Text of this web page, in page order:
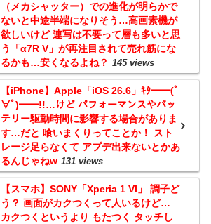
（メカシャッター）での進化が明らかで
ないと中途半端になりそう…高画素機が
欲しいけど 連写は不要って層も多いと思
う「α7R V」が再注目されて売れ筋にな
るかも…安くなるよね？ 145 views
【iPhone】Apple「iOS 26.6」ｷﾀ━━(ﾟ
∀ﾟ)━━!!…けど パフォーマンスやバッ
テリー駆動時間に影響する場合がありま
す…だと 喰いまくりってことか！ スト
レージ足らなくて アプデ出来ないとかあ
るんじゃねw 131 views
【スマホ】SONY「Xperia 1 VI」 調子ど
う？ 画面がカクつくって人いるけど…
カクつくというより もたつく タッチし